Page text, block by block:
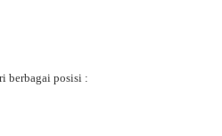
berbagai posisi :